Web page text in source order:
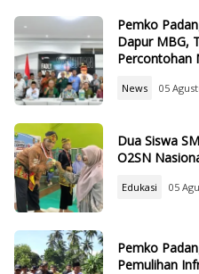
Pemko
Dapur MBG,
Percontohan
News 05
Dua Siswa
O2SN
Edukasi 05
Pemko
Pemulihan